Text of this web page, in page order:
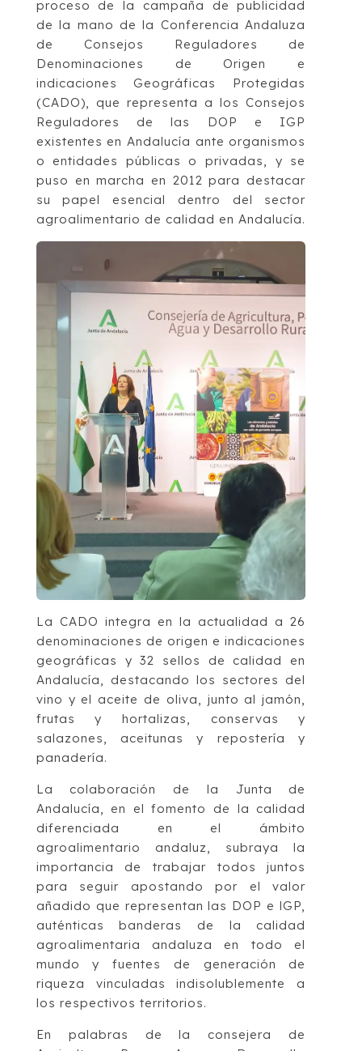
proceso de la campaña de publicidad
de la mano de la Conferencia Andaluza
de Consejos Reguladores de
Denominaciones de Origen e
indicaciones Geográficas Protegidas
(CADO), que representa a los Consejos
Reguladores de las DOP e IGP
existentes en Andalucía ante organismos
o entidades públicas o privadas, y se
puso en marcha en 2012 para destacar
su papel esencial dentro del sector
agroalimentario de calidad en Andalucía.
La CADO integra en la actualidad a 26
denominaciones de origen e indicaciones
geográficas y 32 sellos de calidad en
Andalucía, destacando los sectores del
vino y el aceite de oliva, junto al jamón,
frutas y hortalizas, conservas y
salazones, aceitunas y repostería y
panadería.
La colaboración de la Junta de
Andalucía, en el fomento de la calidad
diferenciada en el ámbito
agroalimentario andaluz, subraya la
importancia de trabajar todos juntos
para seguir apostando por el valor
añadido que representan las DOP e lGP,
auténticas banderas de la calidad
agroalimentaria andaluza en todo el
mundo y fuentes de generación de
riqueza vinculadas indisolublemente a
los respectivos territorios.
En palabras de la consejera de